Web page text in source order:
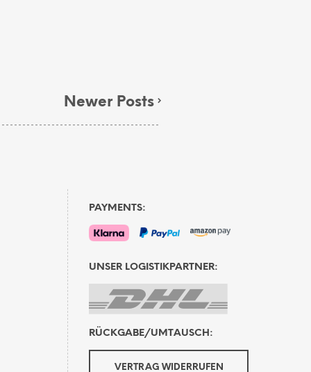
Newer Posts
PAYMENTS:
UNSER LOGISTIKPARTNER:
RÜCKGABE/UMTAUSCH:
VERTRAG WIDERRUFEN